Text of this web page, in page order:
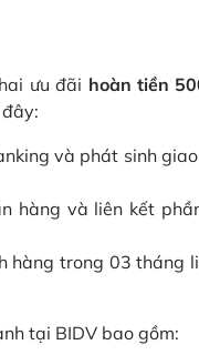
ưu đãi hoàn tiền
và phát sinh
hàng và liên kết
hàng trong 03 tháng
tại BIDV bao gồm: